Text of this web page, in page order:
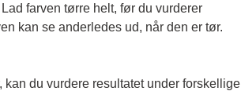
farven tørre helt, før du vurderer
kan se anderledes ud, når den er tør.
kan du vurdere resultatet under forskellige